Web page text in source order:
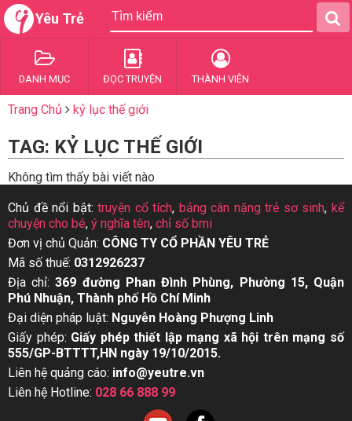
Yêu Trẻ
DANH MỤC ĐỌC TRUYỆN THÀNH VIÊN
Trang Chủ kỷ lục thế giới
TAG: KỶ LỤC THẾ GIỚI
Không tìm thấy bài viết nào
Chủ đề nổi bật:truyện cổ tích, bảng cân nặng trẻ sơ sinh,kể
chuyện cho bé, ý nghĩa tên, chỉ số bmi
Đơn vị chủ Quản: CÔNG TY CỔ PHẦN YÊU TRẺ
Mã số thuế: 0312926237
Địa chỉ:369 đường Phan Đình Phùng, Phường 15, Quận
Phú Nhuận, Thành phố Hồ Chí Minh
Đại diện pháp luật: Nguyễn Hoàng Phượng Linh
Giấy phép: Giấy phép thiết lập mạng xã hội trên mạng số
555/GP-BTTTT,HN ngày 19/10/2015.
Liên hệ quảng cáo: info@yeutre.vn
Liên hệ Hotline: 028 66 888 99